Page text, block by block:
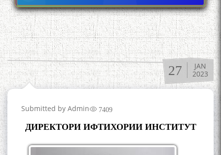
27
JAN
2023
Submitted by Admin 7409
ДИРЕКТОРИ ИФТИХОРИИ ИНСТИТУТ